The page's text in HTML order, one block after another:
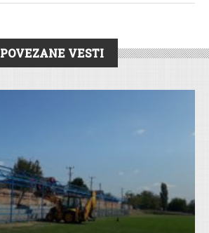
POVEZANE VESTI